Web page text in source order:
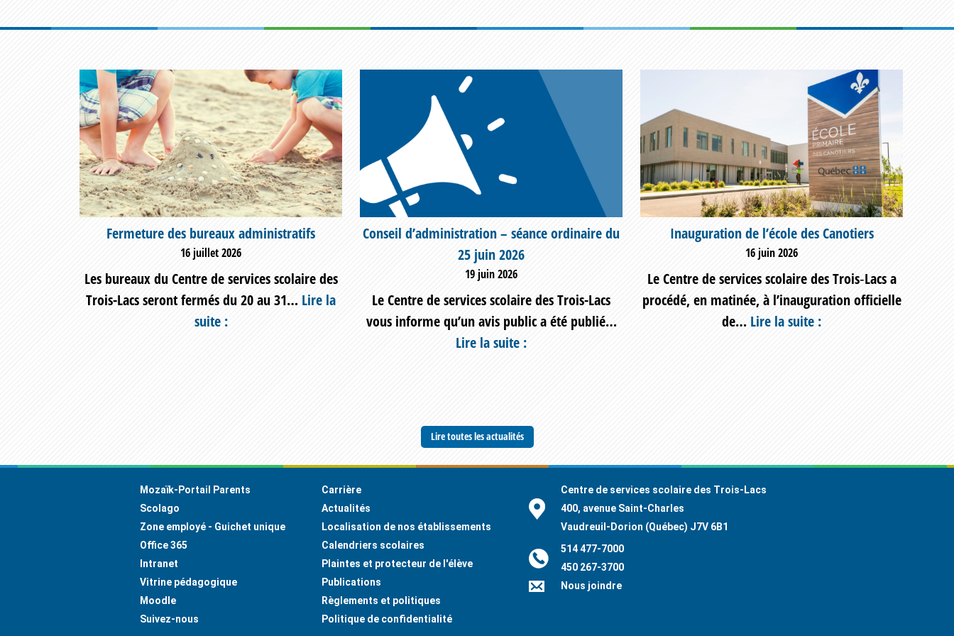
Fermeture des bureaux administratifs
16 juillet 2026
Les bureaux du Centre de services scolaire des
Trois-Lacs seront fermés du 20 au 31… Lire la
suite :Fermeture
Conseil d’administration – séance ordinaire du
25 juin 2026
19 juin 2026
Le Centre de services scolaire des Trois-Lacs
vous informe qu’un avis public a été publié…
Lire la suite :Conseil
ordinaire
du
25
2026
Inauguration de l’école des Canotiers
16 juin 2026
Le Centre de services scolaire des Trois‑Lacs a
procédé, en matinée, à l’inauguration officielle
de… Lire la suite :Inauguration
Lire toutes les actualités
Footer
Mozaïk-Portail Parents
Scolago
Zone employé - Guichet unique
Office 365
Intranet
Vitrine pédagogique
Moodle
Suivez-nous
Carrière
Actualités
Localisation de nos établissements
Calendriers scolaires
Plaintes et protecteur de l'élève
Publications
Règlements et politiques
Politique de confidentialité
Centre de services scolaire des Trois-Lacs
400, avenue Saint-Charles
Vaudreuil-Dorion (Québec) J7V 6B1
514 477-7000
450 267-3700
Nous joindre